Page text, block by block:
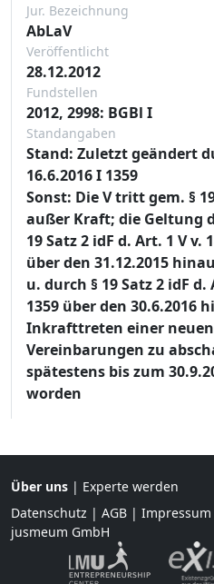
Jur. Bezeichnung
AbLaV
Veröffentlicht
28.12.2012
Fundstellen
2012, 2998: BGBl I
Standangaben
Stand: Zuletzt geändert
16.6.2016 I 1359
Sonst: Die V tritt gem. §
außer Kraft; die Geltung
19 Satz 2 idF d. Art. 1 V v.
über den 31.12.2015
u. durch § 19 Satz 2 idF d.
1359 über den 30.6.2016
Inkrafttreten einer
Vereinbarungen zu
spätestens bis zum
worden
Über uns | Experte werden
Datenschutz | AGB |
jusmeum GmbH